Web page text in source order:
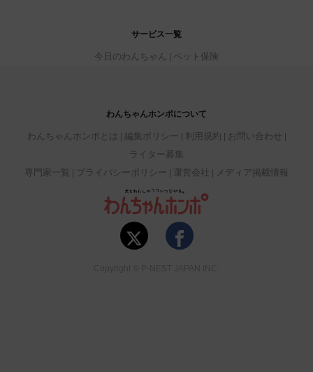
サービス一覧
今日のわんちゃん ペット保険
わんちゃんホンポについて
わんちゃんホンポとは 編集ポリシー 利用規約
お問い合わせ
ライター募集
専門家一覧
プライバシーポリシー 運営会社 メディア掲載情報